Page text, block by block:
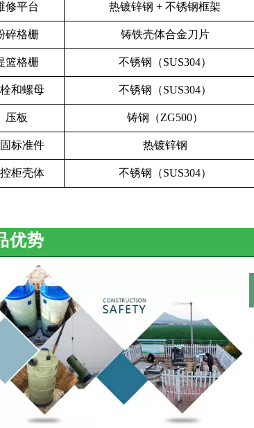
修平台 热镀锌钢 + 不锈钢框架
碎格栅 铸铁壳体合金刀片
篮格栅 不锈钢（SUS304）
和螺母 不锈钢（SUS304）
压板 铸钢（ZG500）
标准件 热镀锌钢
柜壳体 不锈钢（SUS304）
优势